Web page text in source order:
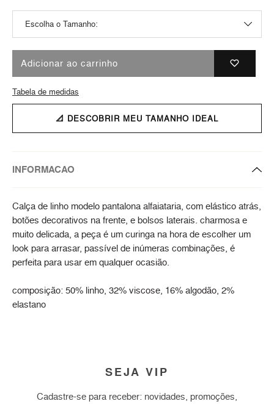
Adicionar ao carrinho
Tabela de medidas
📐 DESCOBRIR MEU TAMANHO IDEAL
INFORMACAO
Calça de linho modelo pantalona alfaiataria, com elástico atrás,
botões decorativos na frente, e bolsos laterais. charmosa e
muito delicada, a peça é um curinga na hora de escolher um
look para arrasar, passível de inúmeras combinações, é
perfeita para usar em qualquer ocasião.
composição: 50% linho, 32% viscose, 16% algodão, 2%
elastano
SEJA VIP
Cadastre-se para receber: novidades, promoções,